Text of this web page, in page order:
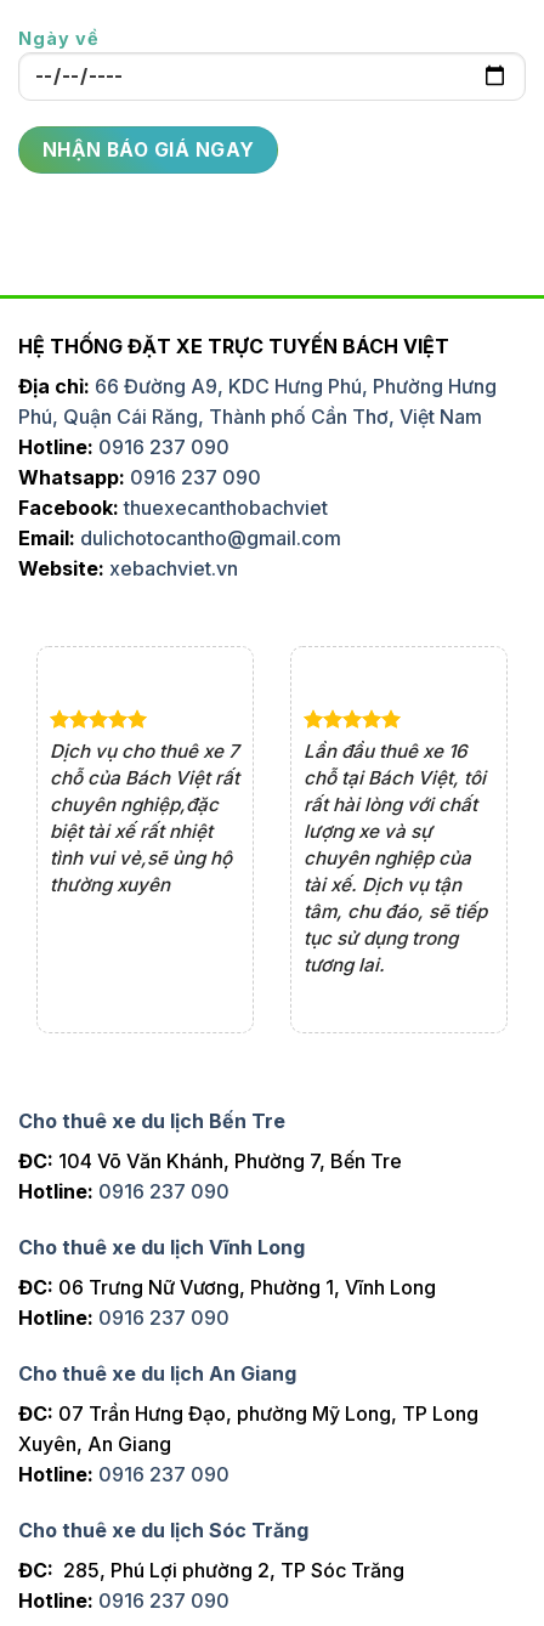
Ngày về
HỆ THỐNG ĐẶT XE TRỰC TUYẾN BÁCH VIỆT
Địa chỉ: 66 Đường A9, KDC Hưng Phú, Phường Hưng
Phú, Quận Cái Răng, Thành phố Cần Thơ, Việt Nam
Hotline: 0916 237 090
Whatsapp: 0916 237 090
Facebook: thuexecanthobachviet
Email: dulichotocantho@gmail.com
Website: xebachviet.vn
Dịch vụ cho thuê xe 7
chỗ của Bách Việt rất
chuyên nghiệp,đặc
biệt tài xế rất nhiệt
tình vui vẻ,sẽ ủng hộ
thường xuyên
Lần đầu thuê xe 16
chỗ tại Bách Việt, tôi
rất hài lòng với chất
lượng xe và sự
chuyên nghiệp của
tài xế. Dịch vụ tận
tâm, chu đáo, sẽ tiếp
tục sử dụng trong
tương lai.
Cho thuê xe du lịch Bến Tre
ĐC: 104 Võ Văn Khánh, Phường 7, Bến Tre
Hotline: 0916 237 090
Cho thuê xe du lịch Vĩnh Long
ĐC: 06 Trưng Nữ Vương, Phường 1, Vĩnh Long
Hotline: 0916 237 090
Cho thuê xe du lịch An Giang
ĐC: 07 Trần Hưng Đạo, phường Mỹ Long, TP Long
Xuyên, An Giang
Hotline: 0916 237 090
Cho thuê xe du lịch Sóc Trăng
ĐC: 285, Phú Lợi phường 2, TP Sóc Trăng
Hotline: 0916 237 090